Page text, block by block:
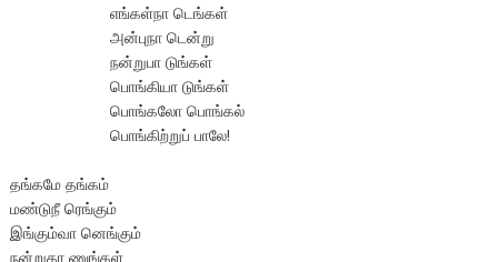
எங்கள்நா டெங்கள்
அன்புநா டென்று
நன்றுபா டுங்கள்
பொங்கியா டுங்கள்
பொங்கலோ பொங்கல்
பொங்கிற்றுப் பாலே!
தங்கமே தங்கம்
மண்டுநீ ரெங்கும்
இங்கும்வா னெங்கும்
நன்றுகா ணுங்கள்